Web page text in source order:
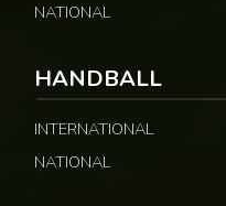
NATIONAL
HANDBALL
INTERNATIONAL
NATIONAL